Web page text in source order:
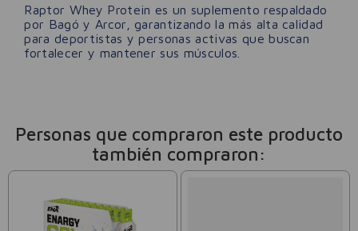
Raptor Whey Protein es un suplemento respaldado
por Bagó y Arcor, garantizando la más alta calidad
para deportistas y personas activas que buscan
fortalecer y mantener sus músculos.
Personas que compraron este producto
también compraron: